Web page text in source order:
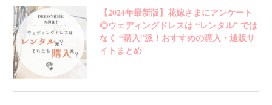
【2024年最新版】花嫁さまにアンケート
◎ウェディングドレスは “レンタル” では
なく “購入”派！おすすめの購入・通販サ
イトまとめ